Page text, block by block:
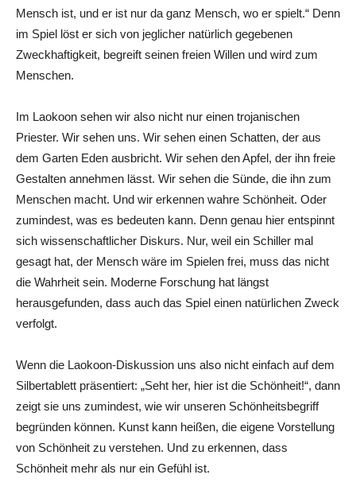
Mensch ist, und er ist nur da ganz Mensch, wo er spielt.“ Denn
im Spiel löst er sich von jeglicher natürlich gegebenen
Zweckhaftigkeit, begreift seinen freien Willen und wird zum
Menschen.
Im Laokoon sehen wir also nicht nur einen trojanischen
Priester. Wir sehen uns. Wir sehen einen Schatten, der aus
dem Garten Eden ausbricht. Wir sehen den Apfel, der ihn freie
Gestalten annehmen lässt. Wir sehen die Sünde, die ihn zum
Menschen macht. Und wir erkennen wahre Schönheit. Oder
zumindest, was es bedeuten kann. Denn genau hier entspinnt
sich wissenschaftlicher Diskurs. Nur, weil ein Schiller mal
gesagt hat, der Mensch wäre im Spielen frei, muss das nicht
die Wahrheit sein. Moderne Forschung hat längst
herausgefunden, dass auch das Spiel einen natürlichen Zweck
verfolgt.
Wenn die Laokoon-Diskussion uns also nicht einfach auf dem
Silbertablett präsentiert: „Seht her, hier ist die Schönheit!“, dann
zeigt sie uns zumindest, wie wir unseren Schönheitsbegriff
begründen können. Kunst kann heißen, die eigene Vorstellung
von Schönheit zu verstehen. Und zu erkennen, dass
Schönheit mehr als nur ein Gefühl ist.